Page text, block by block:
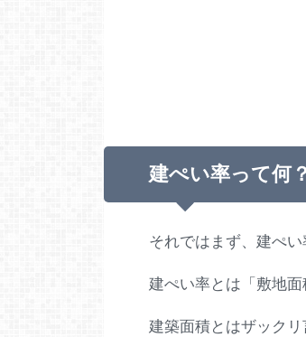
建ぺい率って何？
それではまず、建ぺ
建ぺい率とは「敷地
建築面積とはザック